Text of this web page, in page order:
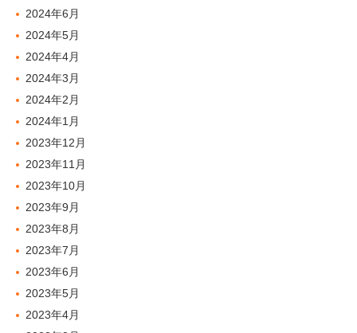
2024年6月
2024年5月
2024年4月
2024年3月
2024年2月
2024年1月
2023年12月
2023年11月
2023年10月
2023年9月
2023年8月
2023年7月
2023年6月
2023年5月
2023年4月